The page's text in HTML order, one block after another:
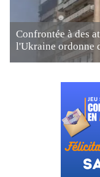
Confrontée à des
l'Ukraine ordonne